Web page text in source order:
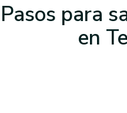
Pasos para
en